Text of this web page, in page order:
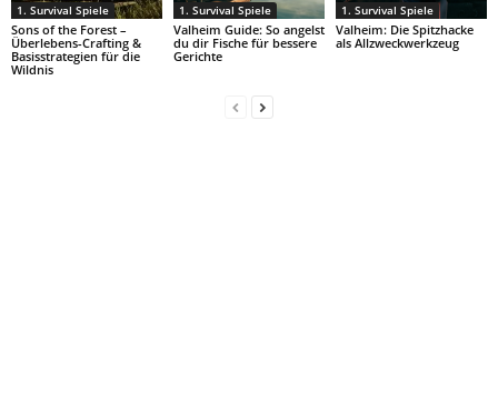
1. Survival Spiele
Sons of the Forest –
Überlebens-Crafting &
Basisstrategien für die
Wildnis
1. Survival Spiele
Valheim Guide: So angelst
du dir Fische für bessere
Gerichte
1. Survival Spiele
Valheim: Die Spitzhacke
als Allzweckwerkzeug